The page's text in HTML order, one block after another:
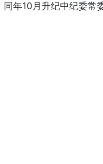
年10月升纪中纪委